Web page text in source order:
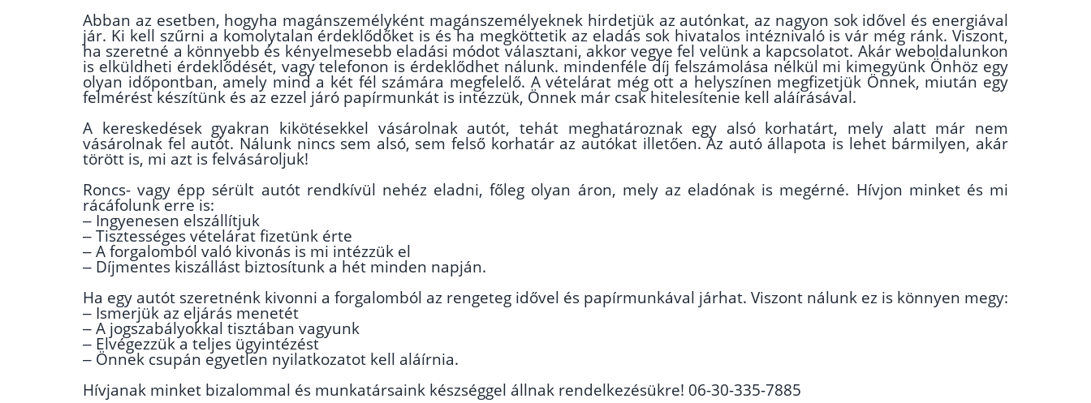
Abban az esetben, hogyha magánszemélyként magánszemélyeknek hirdetjük az autónkat, az nagyon sok idővel és energiával
jár. Ki kell szűrni a komolytalan érdeklődőket is és ha megköttetik az eladás sok hivatalos intéznivaló is vár még ránk. Viszont,
ha szeretné a könnyebb és kényelmesebb eladási módot választani, akkor vegye fel velünk a kapcsolatot. Akár weboldalunkon
is elküldheti érdeklődését, vagy telefonon is érdeklődhet nálunk. mindenféle díj felszámolása nélkül mi kimegyünk Önhöz egy
olyan időpontban, amely mind a két fél számára megfelelő. A vételárat még ott a helyszínen megfizetjük Önnek, miután egy
felmérést készítünk és az ezzel járó papírmunkát is intézzük, Önnek már csak hitelesítenie kell aláírásával.
A kereskedések gyakran kikötésekkel vásárolnak autót, tehát meghatároznak egy alsó korhatárt, mely alatt már nem
vásárolnak fel autót. Nálunk nincs sem alsó, sem felső korhatár az autókat illetően. Az autó állapota is lehet bármilyen, akár
törött is, mi azt is felvásároljuk!
Roncs- vagy épp sérült autót rendkívül nehéz eladni, főleg olyan áron, mely az eladónak is megérné. Hívjon minket és mi
rácáfolunk erre is:
– Ingyenesen elszállítjuk
– Tisztességes vételárat fizetünk érte
– A forgalomból való kivonás is mi intézzük el
– Díjmentes kiszállást biztosítunk a hét minden napján.
Ha egy autót szeretnénk kivonni a forgalomból az rengeteg idővel és papírmunkával járhat. Viszont nálunk ez is könnyen megy:
– Ismerjük az eljárás menetét
– A jogszabályokkal tisztában vagyunk
– Elvégezzük a teljes ügyintézést
– Önnek csupán egyetlen nyilatkozatot kell aláírnia.
Hívjanak minket bizalommal és munkatársaink készséggel állnak rendelkezésükre! 06-30-335-7885